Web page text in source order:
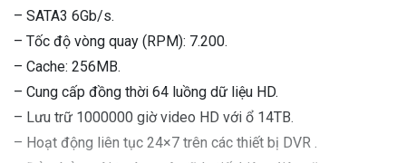
– SATA3 6Gb/s.
– Tốc độ vòng quay (RPM): 7.200.
– Cache: 256MB.
– Cung cấp đồng thời 64 luồng dữ liệu HD.
– Lưu trữ 1000000 giờ video HD với ổ 14TB.
– Hoạt động liên tục 24×7 trên các thiết bị DVR .